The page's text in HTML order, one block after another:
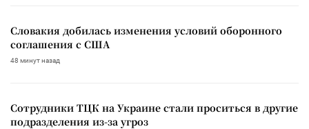
Словакия добилась изменения условий оборонного
соглашения с США
48 минут назад
Сотрудники ТЦК на Украине стали проситься в другие
подразделения из-за угроз